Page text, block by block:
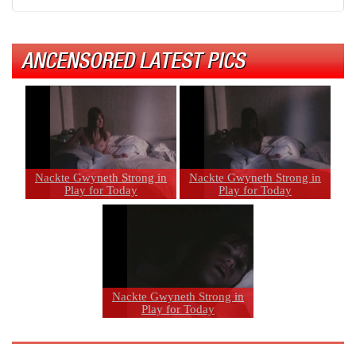
ANCENSORED LATEST PICS
Nackte Gwyneth Strong in
Play for Today
Nackte Gwyneth Strong in
Play for Today
Nackte Gwyneth Strong in
Play for Today